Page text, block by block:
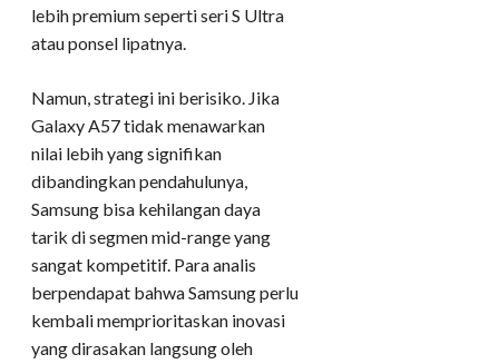
lebih premium seperti seri S Ultra
atau ponsel lipatnya.
Namun, strategi ini berisiko. Jika
Galaxy A57 tidak menawarkan
nilai lebih yang signifikan
dibandingkan pendahulunya,
Samsung bisa kehilangan daya
tarik di segmen mid-range yang
sangat kompetitif. Para analis
berpendapat bahwa Samsung perlu
kembali memprioritaskan inovasi
yang dirasakan langsung oleh